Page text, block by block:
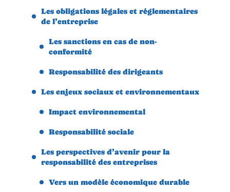
Les obligations légales et réglementaires
de l’entreprise
Les sanctions en cas de non-
conformité
Responsabilité des dirigeants
Les enjeux sociaux et environnementaux
Impact environnemental
Responsabilité sociale
Les perspectives d’avenir pour la
responsabilité des entreprises
Vers un modèle économique durable